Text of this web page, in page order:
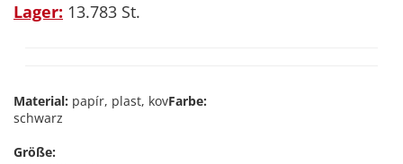
Lager: 13.783 St.
Material: papír, plast, kovFarbe:
schwarz
Größe: